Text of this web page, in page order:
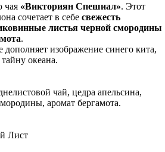
чая «Викториян Спешиал». Этот
сочетает в себе свежесть
листья черной смородины
.
дополняет изображение синего кита,
океана.
чай, цедра апельсина,
аромат бергамота.
Лист